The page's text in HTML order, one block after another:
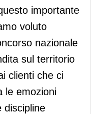
importante
voluto
nazionale
sul territorio
clienti che ci
le emozioni
discipline